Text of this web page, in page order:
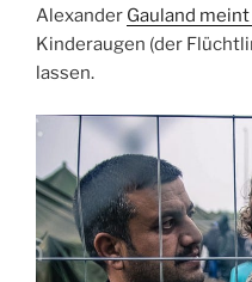
Alexander Gauland meint
Kinderaugen (der
lassen.